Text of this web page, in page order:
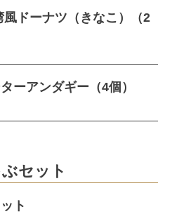
風ドーナツ（きなこ）（2
ーアンダギー（4個）
セット
ト